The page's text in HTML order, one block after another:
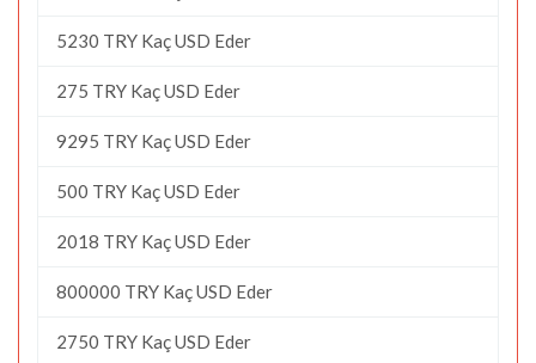
5230 TRY Kaç USD Eder
275 TRY Kaç USD Eder
9295 TRY Kaç USD Eder
500 TRY Kaç USD Eder
2018 TRY Kaç USD Eder
800000 TRY Kaç USD Eder
2750 TRY Kaç USD Eder